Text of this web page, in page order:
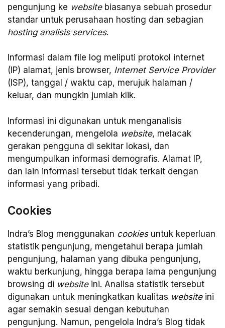
pengunjung ke websitebiasanya sebuah prosedur
standar untuk perusahaan hosting dan sebagian
hosting analisis services.
Informasi dalam file log meliputi protokol internet
(IP) alamat, jenis browser, Internet Service Provider
(ISP), tanggal / waktu cap, merujuk halaman /
keluar, dan mungkin jumlah klik.
Informasi ini digunakan untuk menganalisis
kecenderungan, mengelola website, melacak
gerakan pengguna di sekitar lokasi, dan
mengumpulkan informasi demografis. Alamat IP,
dan lain informasi tersebut tidak terkait dengan
informasi yang pribadi.
Cookies
Indra’s Blog menggunakan cookiesuntuk keperluan
statistik pengunjung, mengetahui berapa jumlah
pengunjung, halaman yang dibuka pengunjung,
waktu berkunjung, hingga berapa lama pengunjung
browsing di websiteini. Analisa statistik tersebut
digunakan untuk meningkatkan kualitas websiteini
agar semakin sesuai dengan kebutuhan
pengunjung. Namun, pengelola Indra’s Blog tidak